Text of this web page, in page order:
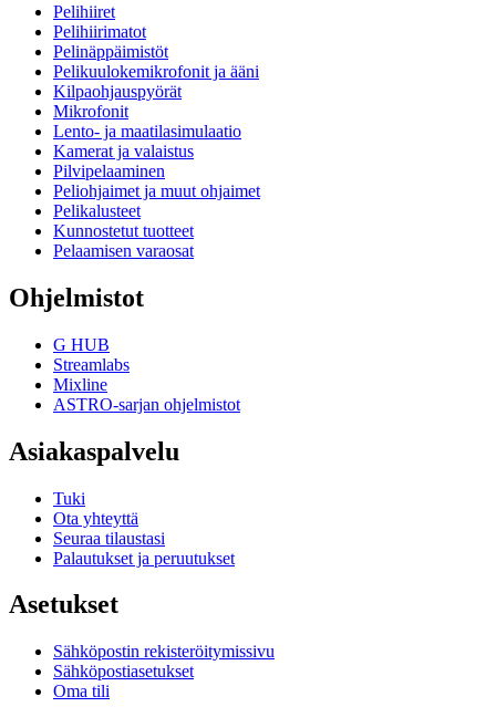
Pelihiiret
Pelihiirimatot
Pelinäppäimistöt
Pelikuulokemikrofonit ja ääni
Kilpaohjauspyörät
Mikrofonit
Lento- ja maatilasimulaatio
Kamerat ja valaistus
Pilvipelaaminen
Peliohjaimet ja muut ohjaimet
Pelikalusteet
Kunnostetut tuotteet
Pelaamisen varaosat
Ohjelmistot
G HUB
Streamlabs
Mixline
ASTRO-sarjan ohjelmistot
Asiakaspalvelu
Tuki
Ota yhteyttä
Seuraa tilaustasi
Palautukset ja peruutukset
Asetukset
Sähköpostin rekisteröitymissivu
Sähköpostiasetukset
Oma tili